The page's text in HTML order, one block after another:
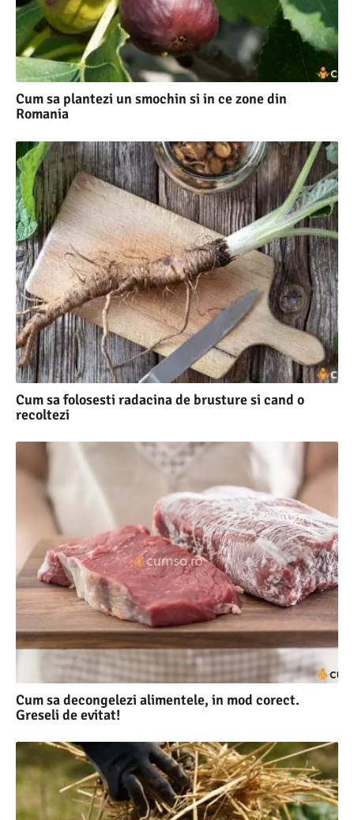
Cum sa plantezi un smochin si in ce zone din
Romania
Cum sa folosesti radacina de brusture si cand o
recoltezi
Cum sa decongelezi alimentele, in mod corect.
Greseli de evitat!